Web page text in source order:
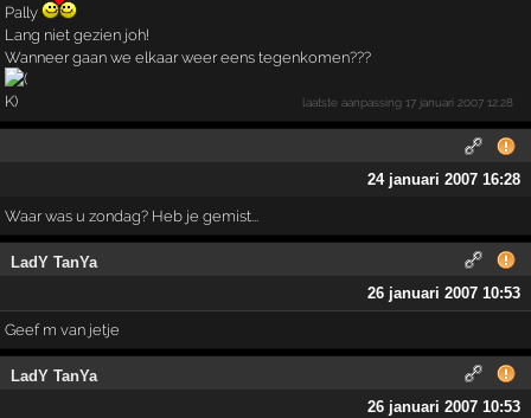
Pally
Lang niet gezien joh!
Wanneer gaan we elkaar weer eens tegenkomen???
laatste aanpassing17 januari 2007 12:28
24 januari 2007 16:28
Waar was u zondag? Heb je gemist...
LadY TanYa
26 januari 2007 10:53
Geef m van jetje
LadY TanYa
26 januari 2007 10:53